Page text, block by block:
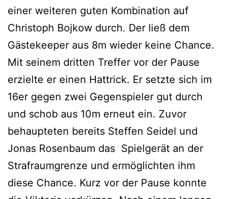
einer weiteren guten Kombination auf
Christoph Bojkow durch. Der ließ dem
Gästekeeper aus 8m wieder keine Chance.
Mit seinem dritten Treffer vor der Pause
erzielte er einen Hattrick. Er setzte sich im
16er gegen zwei Gegenspieler gut durch
und schob aus 10m erneut ein. Zuvor
behaupteten bereits Steffen Seidel und
Jonas Rosenbaum das Spielgerät an der
Strafraumgrenze und ermöglichten ihm
diese Chance. Kurz vor der Pause konnte